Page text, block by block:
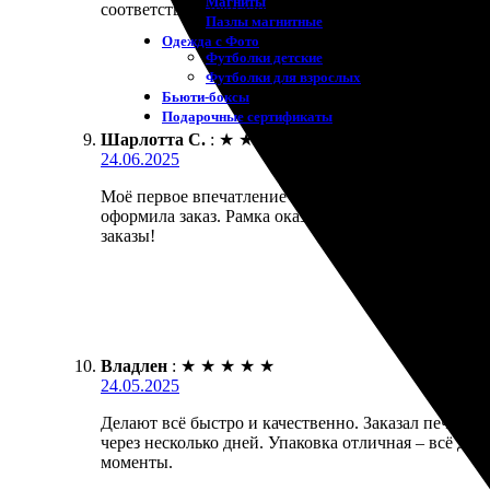
Пазлы магнитные
Одежда с Фото
Футболки детские
Футболки для взрослых
Бьюти-боксы
Подарочные сертификаты
соответствует ожиданиям! Обязательно повторю
Шарлотта С. : ★ ★
24.06.2025
Моё первое впечатление о сервисе -
оформила заказ. Рамка оказалась качественной,
заказы!
Владлен : ★ ★ ★ ★ ★
24.05.2025
Делают всё быстро и качественно. Заказал
через несколько дней. Упаковка отличная – всё
моменты.